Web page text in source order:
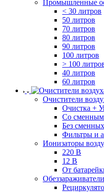
Промышленные
< 30 литров
50 литров
70 литров
80 литров
90 литров
100 литров
> 100
40 литров
60 литров
Очистители
Очистка +
Cо
Без
Фильтры и
Ионизаторы
220 В
12 В
От
Обеззараживатели